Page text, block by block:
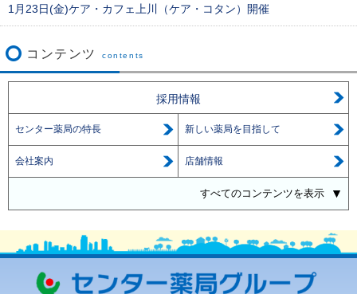
1月23日(金)ケア・カフェ上川（ケア・コタン）開催
コンテンツ contents
採用情報
センター薬局の特長 新しい薬局を目指して
会社案内 店舗情報
すべてのコンテンツを表示